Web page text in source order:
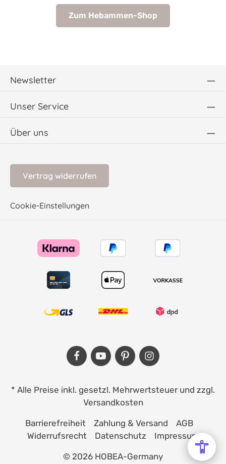
Zum Hebammen-Shop
Newsletter
Unser Service
Über uns
Vertrag widerrufen
Cookie-Einstellungen
* Alle Preise inkl. gesetzl. Mehrwertsteuer und zzgl.
Versandkosten
© 2026 HOBEA-Germany
Barrierefreiheit Zahlung & Versand
AGB
Widerrufsrecht
Datenschutz Impressum